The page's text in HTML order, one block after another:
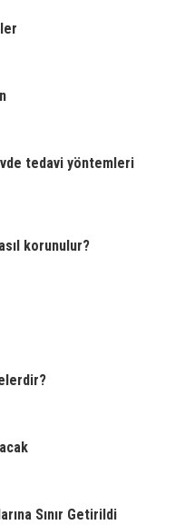
tedavi yöntemleri
korunulur?
Sınır Getirildi